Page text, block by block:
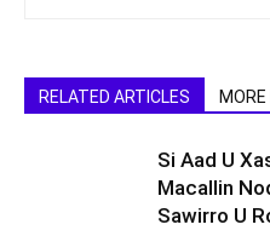
RELATED ARTICLES
Si Aad U
Macallin
Sawirro U